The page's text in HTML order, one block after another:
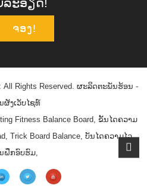
ລະອຽດ!
ຈອງ!
Rights Reserved. ຜະລິດຕະພັນຮ້ອນ -
ຜັງເວັບໄຊທ໌
Fitness Balance Board
ຂັ້ນໄດຄວາມ
Trick Board Balance, ບັນໄດຄວາມໄວ
ຝຶກອົບຮົມ